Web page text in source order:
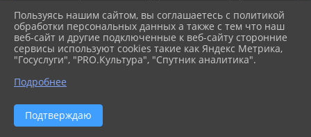
обучающихся детских школ искусств Каменского
муниципального округа.
Поэтический сборник "Отечеству мы славу
Пользуясь нашим сайтом, вы соглашаетесь с политикой
обработки персональных данных а также с тем что наш
веб-сайт и другие подключенные к веб-сайту сторонние
сервисы используют cookies такие как Яндекс Метрика,
"Госуслуги", "PRO.Культура", "Спутник аналитика".
Подробнее
Подтверждаю